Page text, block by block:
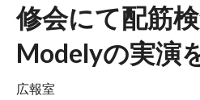
修会にて配筋
Modelyの実演
広報室